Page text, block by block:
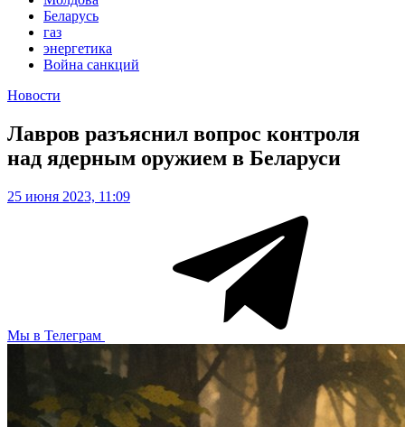
Беларусь
газ
энергетика
Война санкций
Новости
Лавров разъяснил вопрос контроля
над ядерным оружием в Беларуси
25 июня 2023, 11:09
Мы в Телеграм